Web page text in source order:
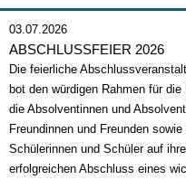
03.07.2026
ABSCHLUSSFEIER 2026
Die feierliche
bot den würdigen Rahmen für
die Absolventinnen und
Freundinnen und Freunden
Schülerinnen und Schüler auf
erfolgreichen Abschluss eines